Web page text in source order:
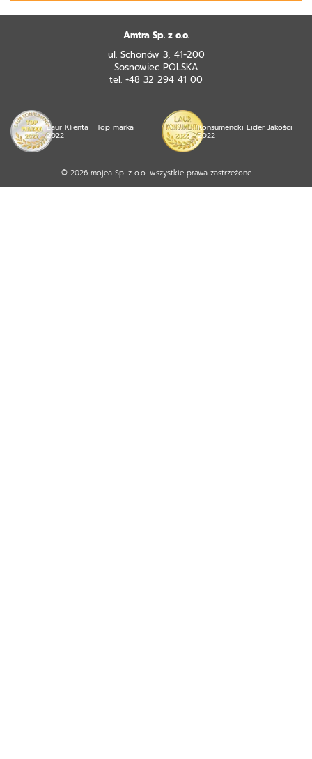
Amtra Sp. z o.o.
ul. Schonów 3, 41-200
Sosnowiec POLSKA
tel. +48 32 294 41 00
Laur Klienta - Top marka
2022
Konsumencki Lider Jakości
2022
© 2026 mojea Sp. z o.o. wszystkie prawa zastrzeżone